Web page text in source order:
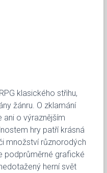
klasického střihu,
žánru. O zklamání
ani o výraznějším
hry patří krásná
množství různorodých
podprůměrné grafické
herní svět